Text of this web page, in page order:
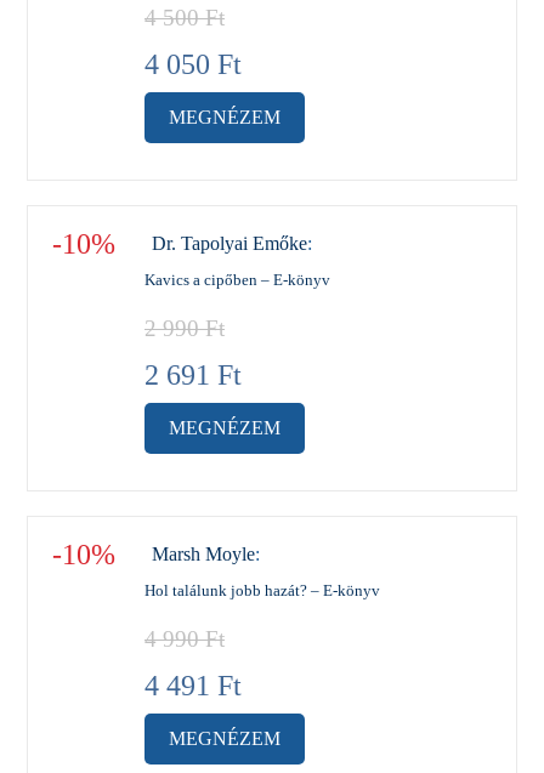
4 500Ft
4 050 Ft
MEGNÉZEM
-10% Dr. Tapolyai Emőke:
Kavics a cipőben – E-könyv
2 990Ft
2 691 Ft
MEGNÉZEM
-10% Marsh Moyle:
Hol találunk jobb hazát? – E-könyv
4 990Ft
4 491 Ft
MEGNÉZEM